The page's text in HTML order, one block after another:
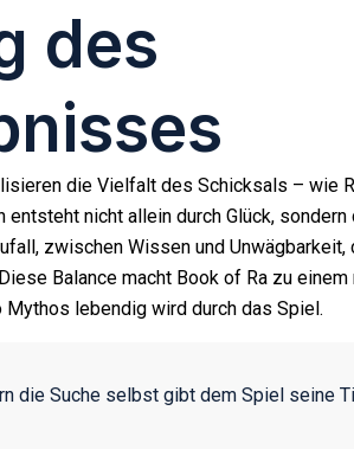
des
die Vielfalt des Schicksals – wie
nicht allein durch Glück, sondern
zwischen Wissen und Unwägbarkeit,
Balance macht Book of Ra zu einem
lebendig wird durch das Spiel.
die Suche selbst gibt dem Spiel seine